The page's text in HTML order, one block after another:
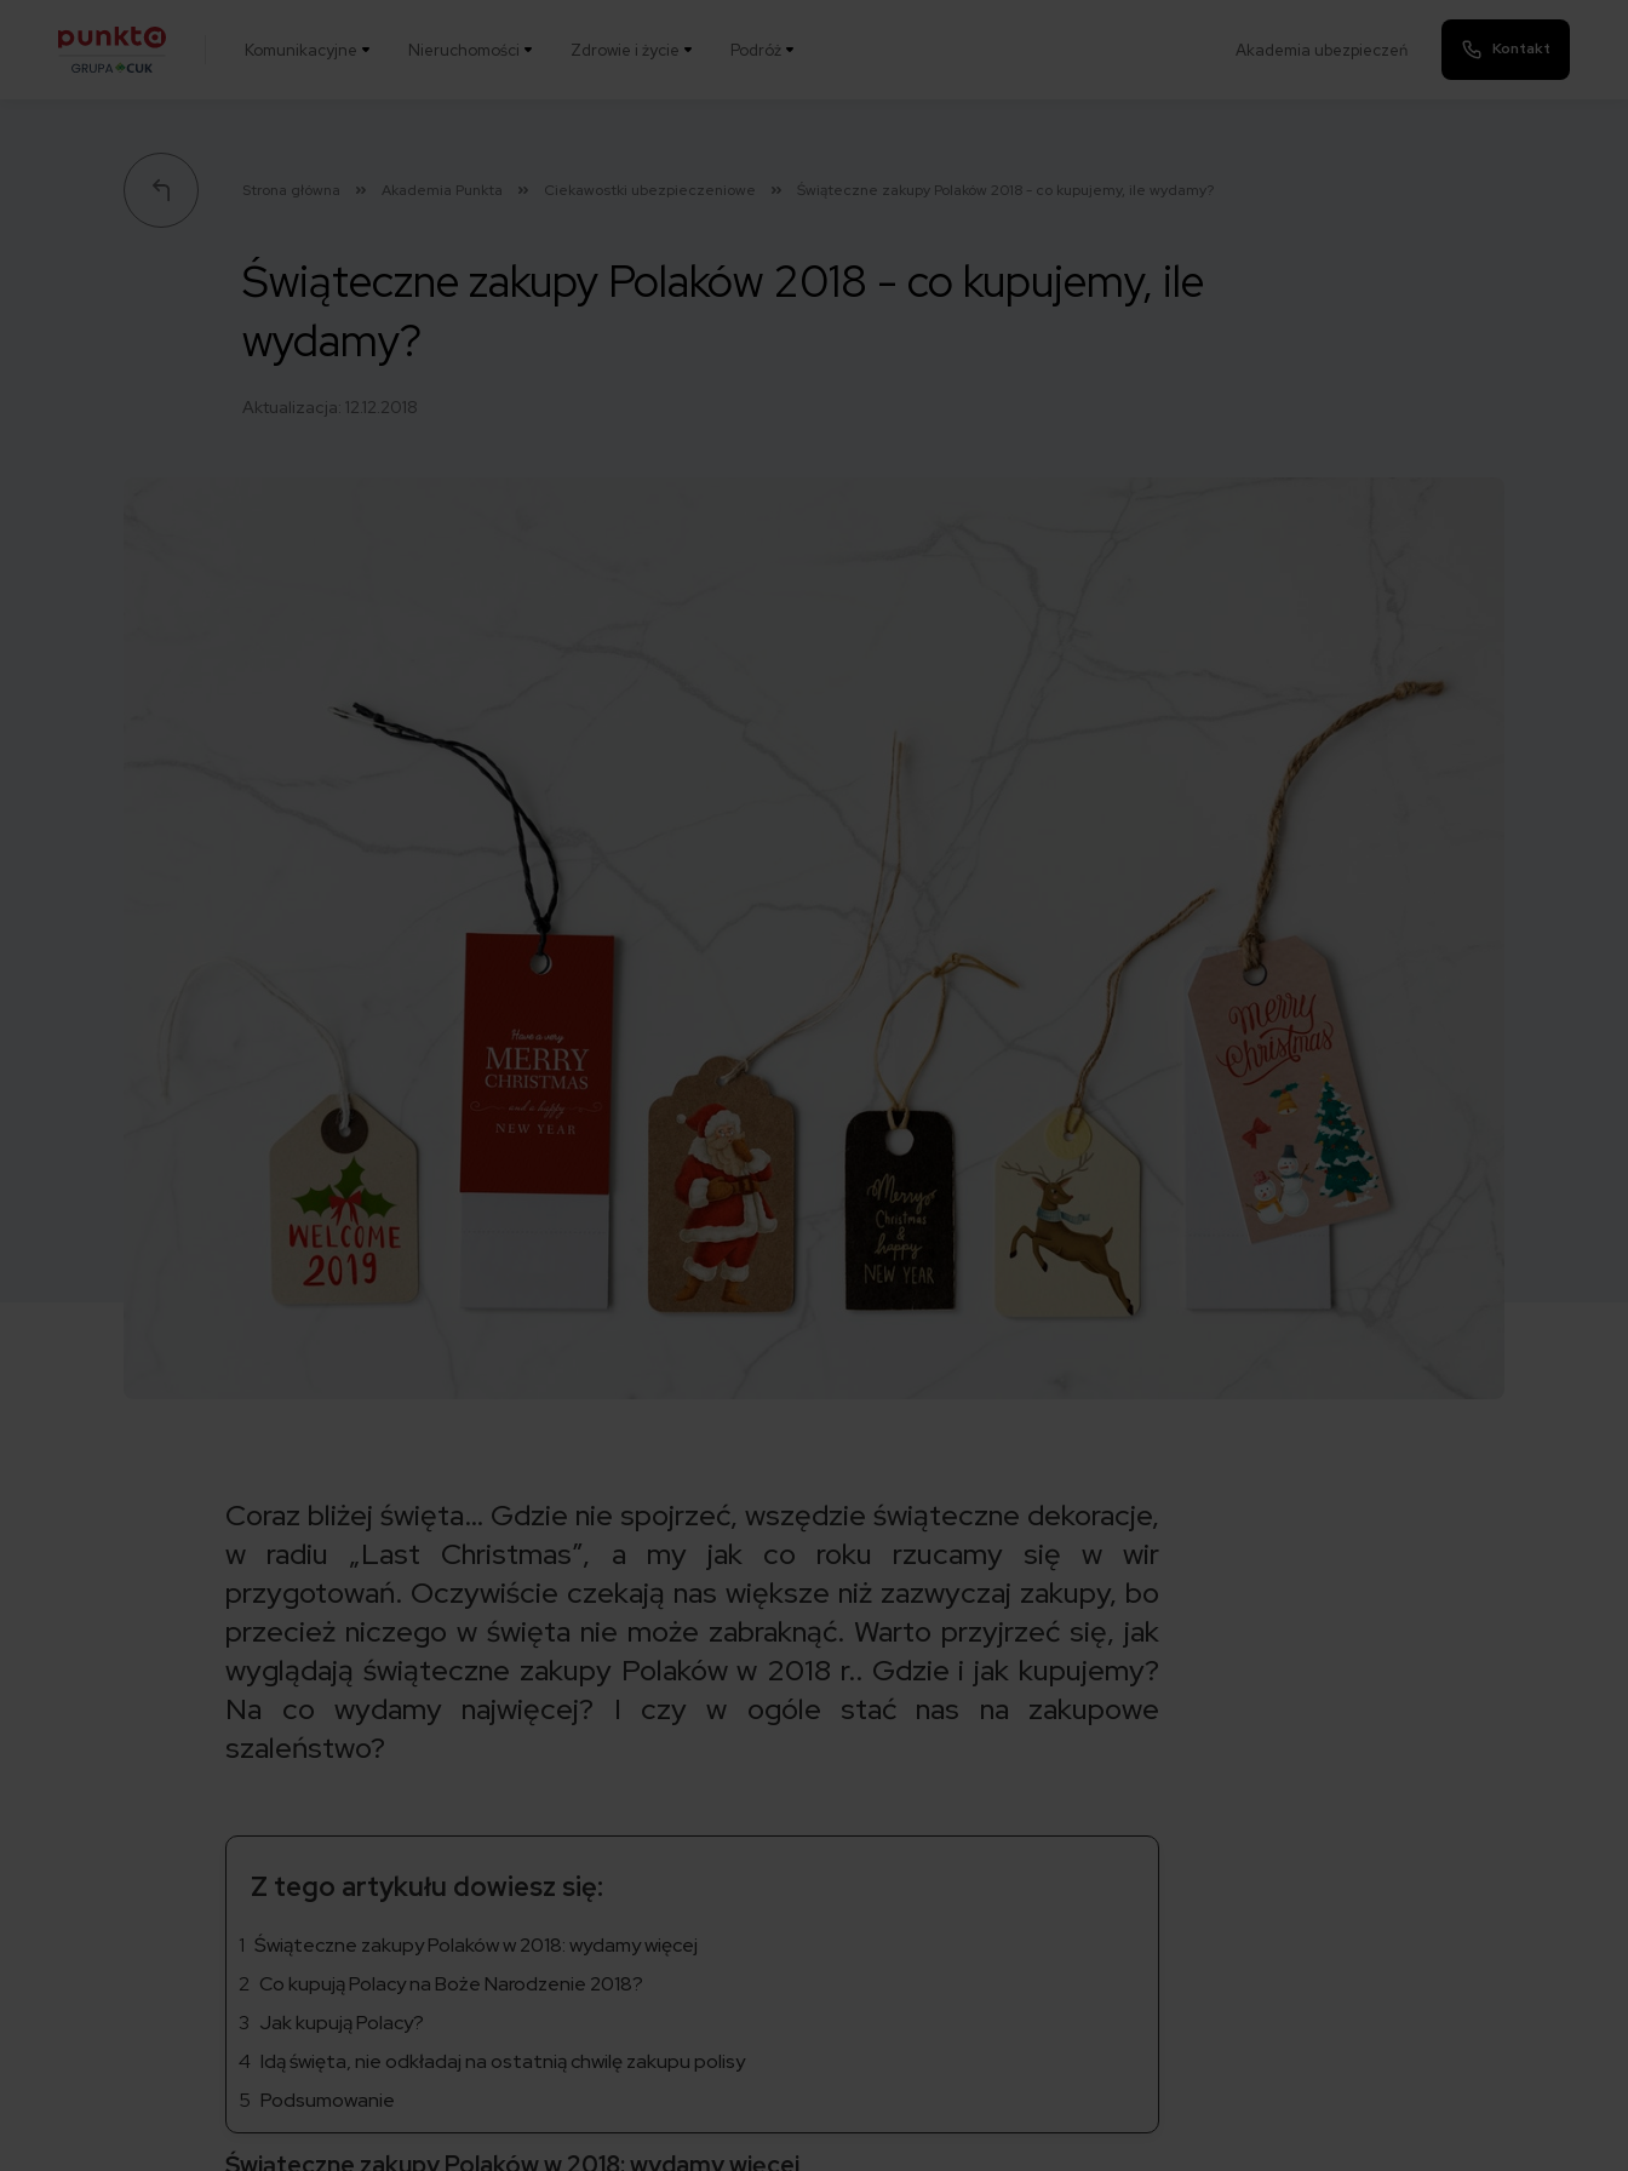
Komunikacyjne Nieruchomości Zdrowie i życie Podróż Akademia ubezpieczeń Kontakt
Strona główna Akademia Punkta Ciekawostki ubezpieczeniowe Świąteczne zakupy Polaków 2018 - co kupujemy, ile wydamy?
Świąteczne zakupy Polaków 2018 - co kupujemy, ile
wydamy?
Aktualizacja: 12.12.2018
Coraz bliżej święta… Gdzie nie spojrzeć, wszędzie świąteczne dekoracje,
w radiu „Last Christmas”, a my jak co roku rzucamy się w wir
przygotowań. Oczywiście czekają nas większe niż zazwyczaj zakupy, bo
przecież niczego w święta nie może zabraknąć. Warto przyjrzeć się, jak
wyglądają świąteczne zakupy Polaków w 2018 r.. Gdzie i jak kupujemy?
Na co wydamy najwięcej? I czy w ogóle stać nas na zakupowe
szaleństwo?
Z tego artykułu dowiesz się:
Świąteczne zakupy Polaków w 2018: wydamy więcej
Co kupują Polacy na Boże Narodzenie 2018?
Jak kupują Polacy?
Idą święta, nie odkładaj na ostatnią chwilę zakupu polisy
Podsumowanie
Świąteczne zakupy Polaków w 2018: wydamy więcej